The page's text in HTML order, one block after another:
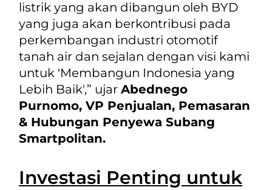
listrik yang akan dibangun oleh BYD
yang juga akan berkontribusi pada
perkembangan industri otomotif
tanah air dan sejalan dengan visi kami
untuk 'Membangun Indonesia yang
Lebih Baik',” ujarAbednego
Purnomo, VP Penjualan, Pemasaran
& Hubungan Penyewa Subang
Smartpolitan.
Investasi Penting untuk